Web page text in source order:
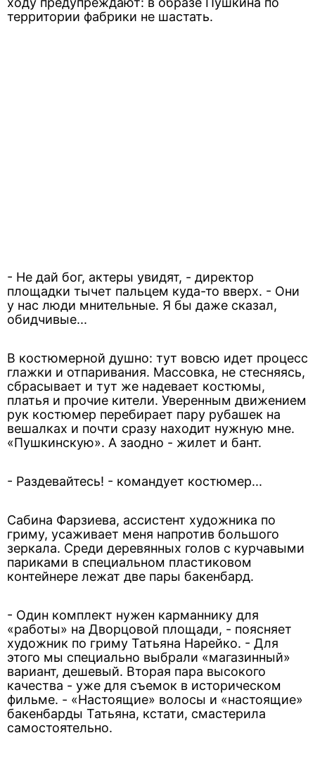
территории фабрики не шастать.
- Не дай бог, актеры увидят, - директор
площадки тычет пальцем куда-то вверх. - Они
у нас люди мнительные. Я бы даже сказал,
обидчивые...
В костюмерной душно: тут вовсю идет процесс
глажки и отпаривания. Массовка, не стесняясь,
сбрасывает и тут же надевает костюмы,
платья и прочие кители. Уверенным движением
рук костюмер перебирает пару рубашек на
вешалках и почти сразу находит нужную мне.
«Пушкинскую». А заодно - жилет и бант.
- Раздевайтесь! - командует костюмер...
Сабина Фарзиева, ассистент художника по
гриму, усаживает меня напротив большого
зеркала. Среди деревянных голов с курчавыми
париками в специальном пластиковом
контейнере лежат две пары бакенбард.
- Один комплект нужен карманнику для
«работы» на Дворцовой площади, - поясняет
художник по гриму Татьяна Нарейко. - Для
этого мы специально выбрали «магазинный»
вариант, дешевый. Вторая пара высокого
качества - уже для съемок в историческом
фильме. - «Настоящие» волосы и «настоящие»
бакенбарды Татьяна, кстати, смастерила
самостоятельно.